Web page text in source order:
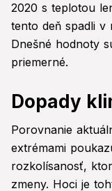
2020 s teplotou
tento deň spadli
Dnešné hodnoty
priemerné.
Dopady
Porovnanie
extrémami
rozkolísanosť,
zmeny. Hoci je